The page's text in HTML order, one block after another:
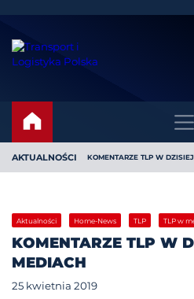
AKTUALNOŚCI KOMENTARZE TLP W
Aktualności Home-News TLP TLP w
KOMENTARZE TLP W
MEDIACH
25 kwietnia 2019